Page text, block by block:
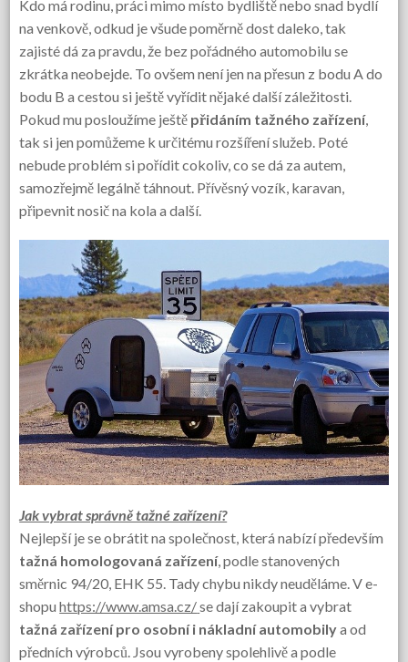
Kdo má rodinu, práci mimo místo bydliště nebo snad bydlí
na venkově, odkud je všude poměrně dost daleko, tak
zajisté dá za pravdu, že bez pořádného automobilu se
zkrátka neobejde. To ovšem není jen na přesun z bodu A do
bodu B a cestou si ještě vyřídit nějaké další záležitosti.
Pokud mu posloužíme ještě přidáním tažného zařízení,
tak si jen pomůžeme k určitému rozšíření služeb. Poté
nebude problém si pořídit cokoliv, co se dá za autem,
samozřejmě legálně táhnout. Přívěsný vozík, karavan,
připevnit nosič na kola a další.
Jak vybrat správně tažné zařízení?
Nejlepší je se obrátit na společnost, která nabízí především
tažná homologovaná zařízení, podle stanovených
směrnic 94/20, EHK 55. Tady chybu nikdy neuděláme. V e-
shopuhttps://www.amsa.cz/se dají zakoupit a vybrat
tažná zařízení pro osobní i nákladní automobilya od
předních výrobců. Jsou vyrobeny spolehlivě a podle